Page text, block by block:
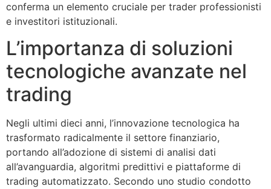
conferma un elemento cruciale per trader professionisti
e investitori istituzionali.
L’importanza di soluzioni
tecnologiche avanzate nel
trading
Negli ultimi dieci anni, l’innovazione tecnologica ha
trasformato radicalmente il settore finanziario,
portando all’adozione di sistemi di analisi dati
all’avanguardia, algoritmi predittivi e piattaforme di
trading automatizzato. Secondo uno studio condotto